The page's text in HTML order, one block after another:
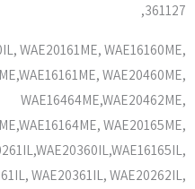
361127,
WAE20161ME, WAE16160ME,
WAE20460ME,
WAE16464ME,WAE20462ME,
WAE20165ME,
WAE20361IL, WAE20262IL,